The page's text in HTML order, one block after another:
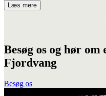
Læs mere
Besøg os og hør
Fjordvang
Besøg os